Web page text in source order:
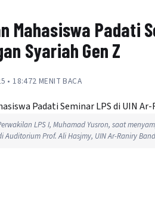
Mahasiswa Padati
Syariah Gen Z
• 18:472 MENIT BACA
LPS I, Muhamad Yusron, saat
Auditorium Prof. Ali Hasjmy, UIN Ar-Raniry